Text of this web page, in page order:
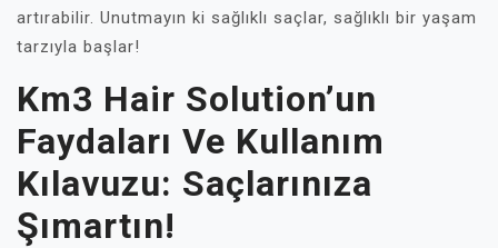
artırabilir. Unutmayın ki sağlıklı saçlar, sağlıklı bir yaşam
tarzıyla başlar!
Km3 Hair Solution’un
Faydaları Ve Kullanım
Kılavuzu: Saçlarınıza
Şımartın!